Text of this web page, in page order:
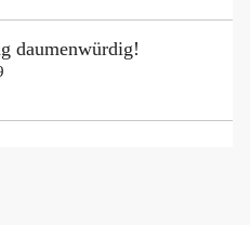
daumenwürdig!